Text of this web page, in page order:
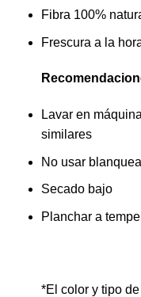
Fibra 100%
Frescura a la
Lavar en
similares
No usar
Secado bajo
Planchar a
*El color y tipo